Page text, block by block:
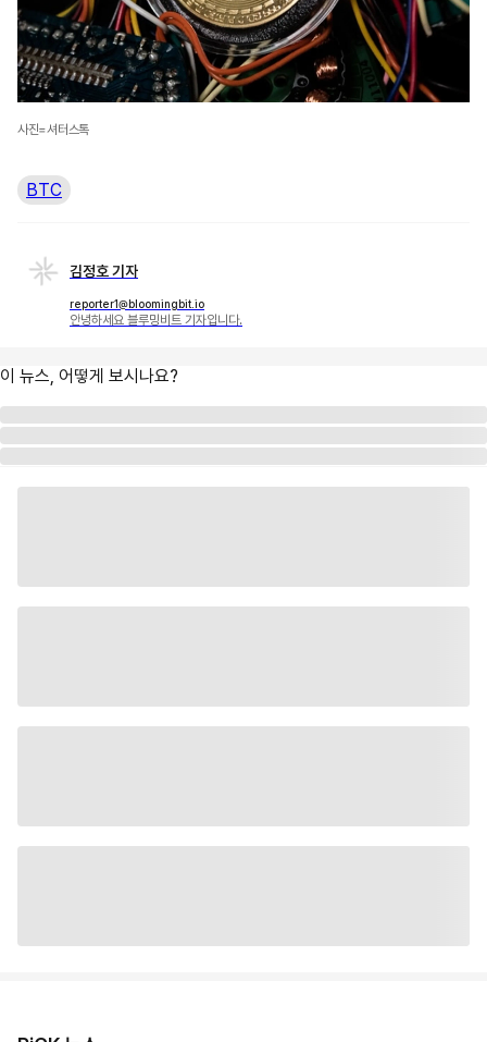
사진=셔터스톡
BTC
김정호 기자
reporter1@bloomingbit.io
안녕하세요 블루밍비트 기자입니다.
이 뉴스, 어떻게 보시나요?